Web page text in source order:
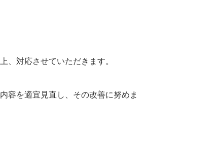
対応させていただきます。
容を適宜見直し、その改善に努めま